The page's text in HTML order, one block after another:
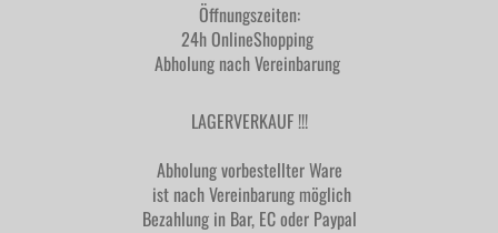
Öffnungszeiten:
24h OnlineShopping
Abholung nach Vereinbarung
LAGERVERKAUF !!!
Abholung vorbestellter Ware
ist nach Vereinbarung möglich
Bezahlung in Bar, EC oder Paypal